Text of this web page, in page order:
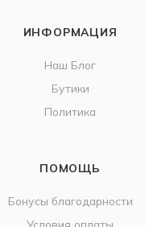
ИНФОРМАЦИЯ
Наш Блог
Бутики
Политика
ПОМОЩЬ
Бонусы благодарности
Условия оплаты